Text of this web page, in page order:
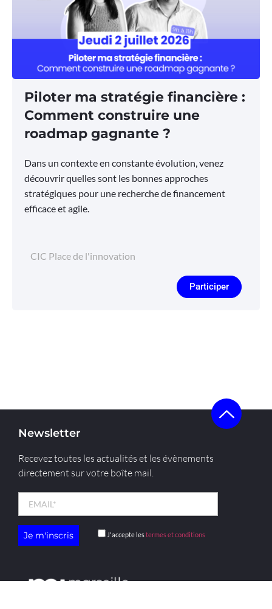
Piloter ma stratégie financière :
Comment construire une
roadmap gagnante ?
Dans un contexte en constante évolution, venez
découvrir quelles sont les bonnes approches
stratégiques pour une recherche de financement
efficace et agile.
CIC Place de l'innovation
Participer
Newsletter
Recevez toutes les actualités et les évènements
directement sur votre boîte mail.
J'accepte lestermes et conditions